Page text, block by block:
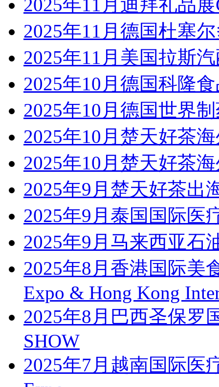
2025年11月迪拜礼品
2025年11月德国杜塞
2025年11月美国拉斯
2025年10月德国科隆
2025年10月德国世界
2025年10月楚天好茶
2025年10月楚天好茶
2025年9月楚天好茶出
2025年9月泰国国际医
2025年9月马来西亚石
2025年8月香港国际美
Expo & Hong Kong
2025年8月巴西圣保罗
SHOW
2025年7月越南国际医